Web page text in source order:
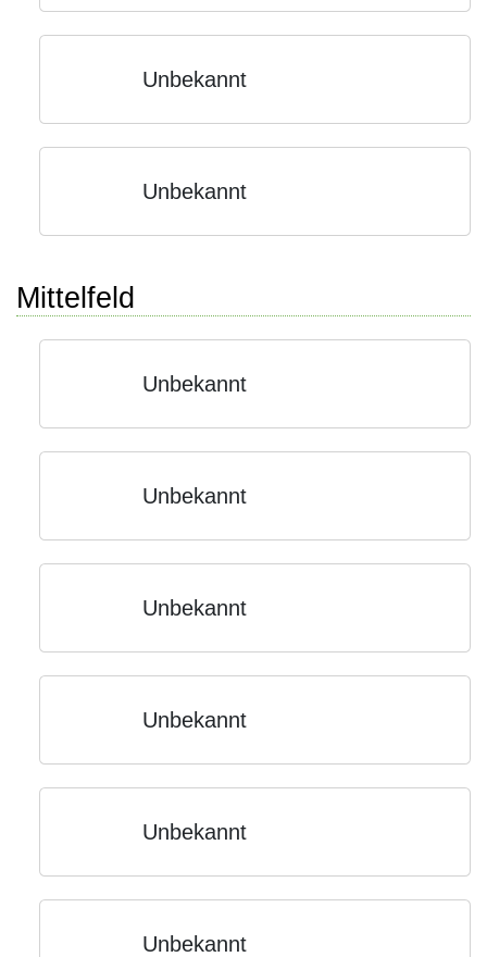
Unbekannt
Unbekannt
Mittelfeld
Unbekannt
Unbekannt
Unbekannt
Unbekannt
Unbekannt
Unbekannt